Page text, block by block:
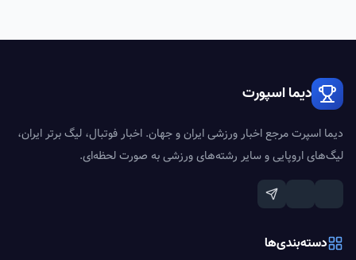
دیما اسپورت
دیما اسپرت مرجع اخبار ورزشی ایران و جهان. اخبار فوتبال، لیگ برتر ایران،
لیگ‌های اروپایی و سایر رشته‌های ورزشی به صورت لحظه‌ای.
دسته‌بندی‌ها